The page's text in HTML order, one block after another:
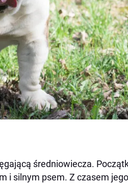
średniowiecza.
i silnym psem. Z czasem